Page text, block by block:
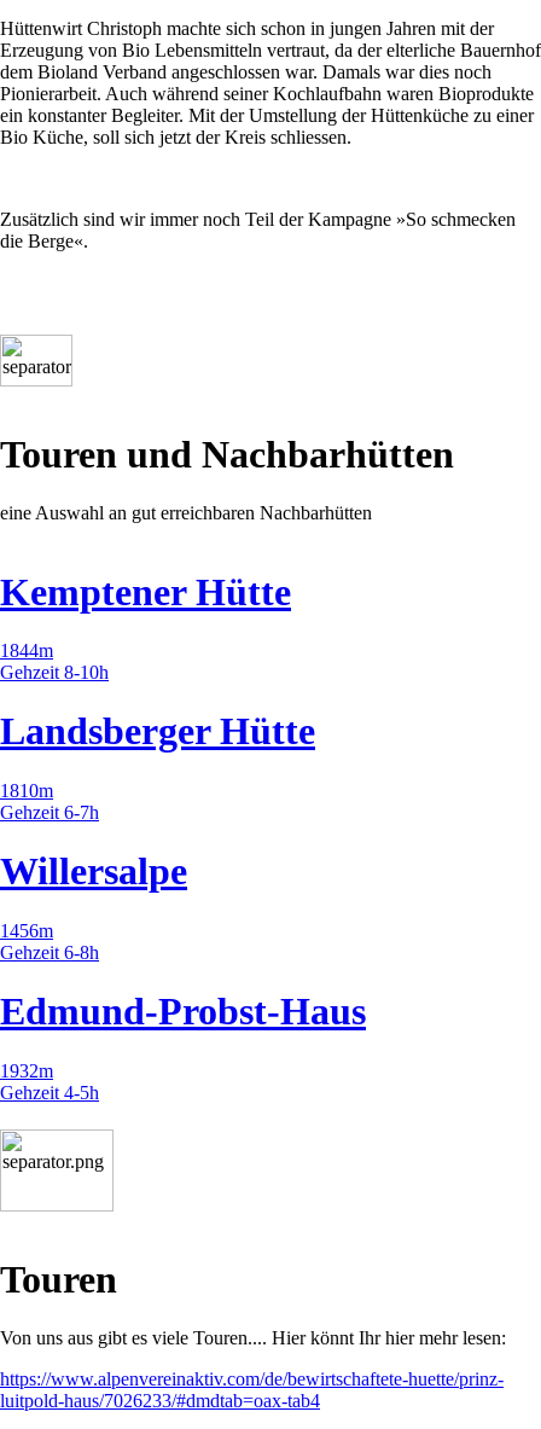
Hüttenwirt Christoph machte sich schon in jungen Jahren mit der
Erzeugung von Bio Lebensmitteln vertraut, da der elterliche Bauernhof
dem Bioland Verband angeschlossen war. Damals war dies noch
Pionierarbeit. Auch während seiner Kochlaufbahn waren Bioprodukte
ein konstanter Begleiter. Mit der Umstellung der Hüttenküche zu einer
Bio Küche, soll sich jetzt der Kreis schliessen.
Zusätzlich sind wir immer noch Teil der Kampagne »So schmecken
die Berge«.
Touren und Nachbarhütten
eine Auswahl an gut erreichbaren Nachbarhütten
Kemptener Hütte
1844m
Gehzeit 8-10h
Landsberger Hütte
1810m
Gehzeit 6-7h
Willersalpe
1456m
Gehzeit 6-8h
Edmund-Probst-Haus
1932m
Gehzeit 4-5h
Touren
Von uns aus gibt es viele Touren.... Hier könnt Ihr hier mehr lesen:
https://www.alpenvereinaktiv.com/de/bewirtschaftete-huette/prinz-
luitpold-haus/7026233/#dmdtab=oax-tab4